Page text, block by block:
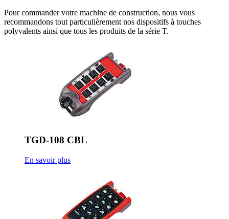
Pour commander votre machine de construction, nous vous
recommandons tout particulièrement nos dispositifs à touches
polyvalents ainsi que tous les produits de la série T.
TGD-108 CBL
En savoir plus